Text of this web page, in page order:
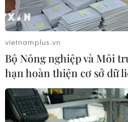
Xem
Tổng Biên tập: TRẦN TIẾN
Phó Tổng Biên tập: NGUYỄN
vietnamplus.vn
Bộ Nông nghiệp và Môi
hạn hoàn thiện cơ sở dữ